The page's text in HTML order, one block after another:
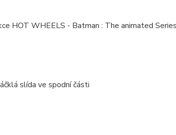
HOT WHEELS - Batman : The animated
slída ve spodní části